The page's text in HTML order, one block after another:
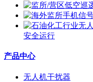
安全运行
产品中心
无人机干扰器